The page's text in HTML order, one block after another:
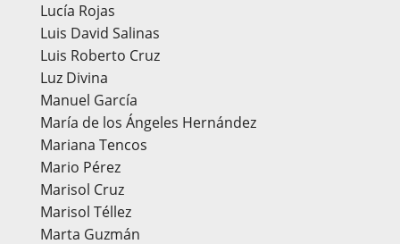
Lucía Rojas
Luis David Salinas
Luis Roberto Cruz
Luz Divina
Manuel García
María de los Ángeles Hernández
Mariana Tencos
Mario Pérez
Marisol Cruz
Marisol Téllez
Marta Guzmán